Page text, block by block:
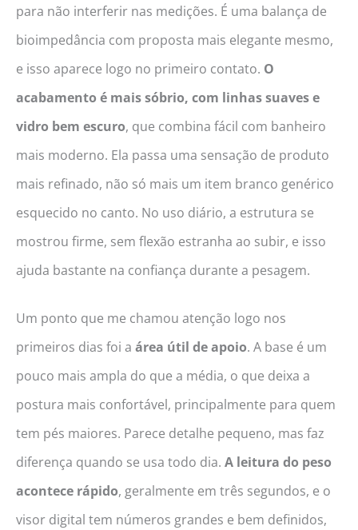
para não interferir nas medições. É uma balança de
bioimpedância com proposta mais elegante mesmo,
e isso aparece logo no primeiro contato. O
acabamento é mais sóbrio, com linhas suaves e
vidro bem escuro, que combina fácil com banheiro
mais moderno. Ela passa uma sensação de produto
mais refinado, não só mais um item branco genérico
esquecido no canto. No uso diário, a estrutura se
mostrou firme, sem flexão estranha ao subir, e isso
ajuda bastante na confiança durante a pesagem.
Um ponto que me chamou atenção logo nos
primeiros dias foi a área útil de apoio. A base é um
pouco mais ampla do que a média, o que deixa a
postura mais confortável, principalmente para quem
tem pés maiores. Parece detalhe pequeno, mas faz
diferença quando se usa todo dia. A leitura do peso
acontece rápido, geralmente em três segundos, e o
visor digital tem números grandes e bem definidos,